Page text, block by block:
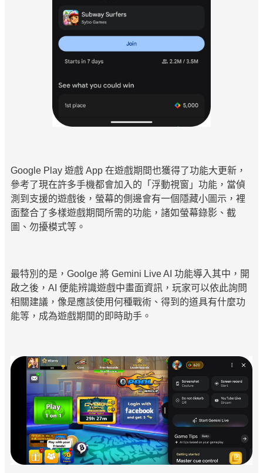
Google Play 遊戲 App 在遊戲期間也獲得了功能大更新，
參考了現在許多手機都會加入的「浮動視窗」功能，當偵
測到支援的遊戲後，螢幕的側邊會有一個隱藏小圖示，裡
面整合了多樣遊戲期間所需的功能，諸如螢幕錄影、截
圖、勿擾模式等。
最特別的是，Goolge 將 Gemini Live AI 功能導入其中，開
啟之後，AI 便能辨識遊戲中畫面資訊，玩家可以依此詢問
相關建議，像是應該使用何種戰術、得到的道具有什麼功
能等，成為遊戲期間的即時助手。